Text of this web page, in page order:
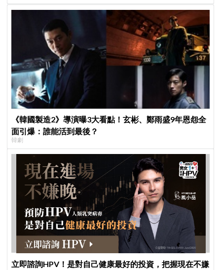
《韓國製造2》導演曝3大看點！玄彬、鄭雨盛9年恩怨全
面引爆：誰能活到最後？
韓劇
立即諮詢HPV！是對自己健康最好的投資，把握現在不嫌